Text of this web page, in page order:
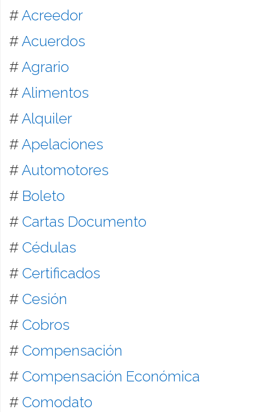
# Acreedor
# Acuerdos
# Agrario
# Alimentos
# Alquiler
# Apelaciones
# Automotores
# Boleto
# Cartas Documento
# Cédulas
# Certificados
# Cesión
# Cobros
# Compensación
# Compensación Económica
# Comodato